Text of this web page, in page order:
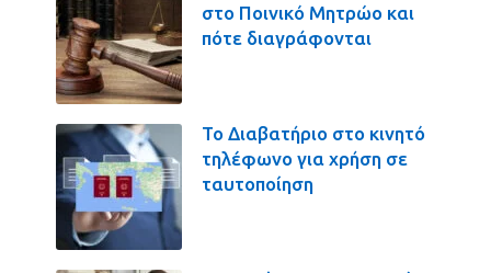
στο Ποινικό Μητρώο και
πότε διαγράφονται
Το Διαβατήριο στο κινητό
τηλέφωνο για χρήση σε
ταυτοποίηση